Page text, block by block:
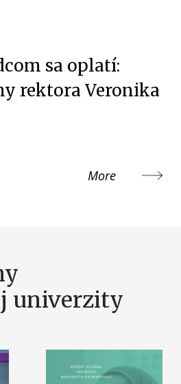
sa oplatí:
rektora Veronika
More
univerzity